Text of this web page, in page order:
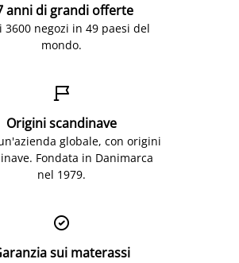
anni di grandi offerte
3600 negozi in 49 paesi del
mondo.

Origini scandinave
globale, con origini
Fondata in Danimarca
nel 1979.

sui materassi